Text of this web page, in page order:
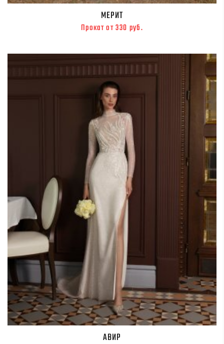
МЕРИТ
Прокат от 330 руб.
АВИР